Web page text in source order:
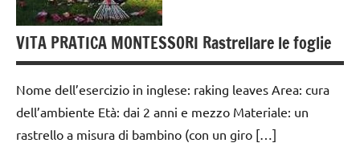
TUTTI GLI
ARGOMENTI
PER ETA'
TUTTI GLI
VITA
a 3
anni
dai
6
anni
VITA PRATICA MONTESSORI Rastrellare le foglie
Nome dell’esercizio in inglese: raking leaves Area: cura
dell’ambiente Età: dai 2 anni e mezzo Materiale: un
rastrello a misura di bambino (con un giro […]